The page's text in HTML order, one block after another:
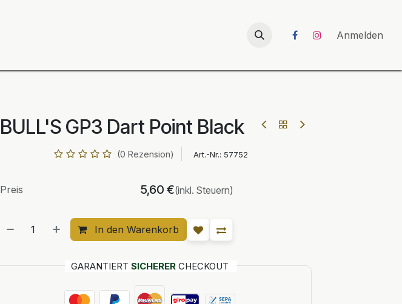
UNICORN-Launch 2026 Anmelden
BULL'S GP3 Dart Point Black
(0 Rezension) Art.-Nr.: 57752
In den Warenkorb
Preis 5,60 €(inkl. Steuern)
GARANTIERT SICHERERCHECKOUT